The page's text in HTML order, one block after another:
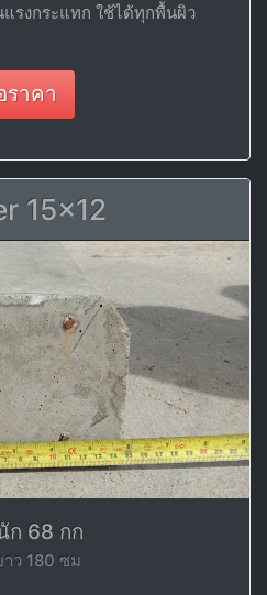
รงกระแทก ใช้ได้ทุกพื้นผิว
ราคา
15x12
ก 68 กก
ว 180 ซม